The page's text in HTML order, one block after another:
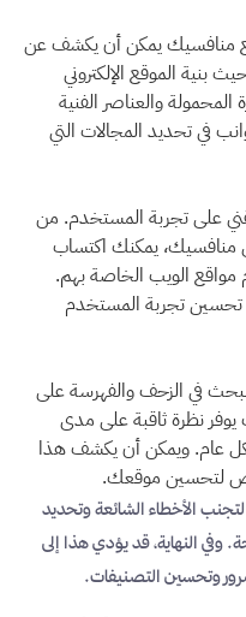
منافسيك يمكن أن يكشف عن
بنية الموقع الإلكتروني
والعناصر الفنية
في تحديد المجالات التي
على تجربة المستخدم. من
منافسيك، يمكنك اكتساب
الويب الخاصة بهم.
تجربة المستخدم
في الزحف والفهرسة على
نظرة ثاقبة على مدى
عام. ويمكن أن يكشف هذا
لتحسين موقعك.
الأخطاء الشائعة وتحديد
وفي النهاية، قد يؤدي هذا إلى
وتحسين التصنيفات.